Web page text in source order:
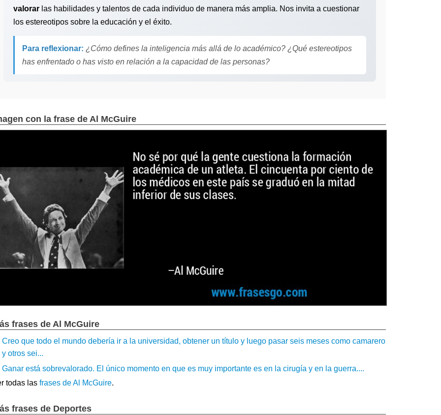
valorar las habilidades y talentos de cada individuo de manera más amplia. Nos invita a cuestionar
los estereotipos sobre la educación y el éxito.
Para reflexionar: ¿Cómo defines la inteligencia más allá de lo académico? ¿Qué estereotipos
has enfrentado o has visto en relación a la capacidad de las personas?
con la frase de Al McGuire
frases de Al McGuire
Creo que todo el mundo debería ir a la universidad, obtener un título y luego pasar seis meses como camarero
y otros sei...
Ganar está sobrevalorado. El único momento en que es muy importante es en la cirugía y en la guerra....
todas las frases de Al McGuire.
frases de Deportes